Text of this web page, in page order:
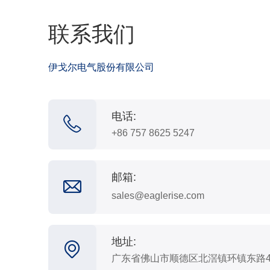
联系我们
伊戈尔电气股份有限公司
电话:
+86 757 8625 5247
邮箱:
sales@eaglerise.com
地址:
广东省佛山市顺德区北滘镇环镇东路